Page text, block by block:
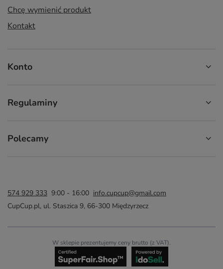
Chcę wymienić produkt
Kontakt
Konto
Regulaminy
Polecamy
574 929 333 9:00 - 16:00 info.cupcup@gmail.com
CupCup.pl, ul. Staszica 9, 66-300 Międzyrzecz
W sklepie prezentujemy ceny brutto (z VAT).